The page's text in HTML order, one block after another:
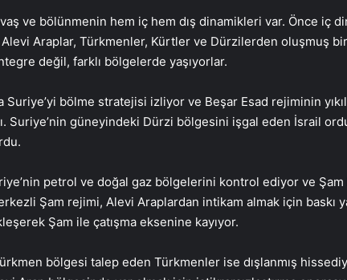
ve bölünmenin hem iç hem dış dinamikleri var. Önce iç
Araplar, Türkmenler, Kürtler ve Dürzilerden oluşmuş
değil, farklı bölgelerde yaşıyorlar.
Suriye’yi bölme stratejisi izliyor ve Beşar Esad rejiminin
Suriye’nin güneyindeki Dürzi bölgesini işgal eden İsrail
petrol ve doğal gaz bölgelerini kontrol ediyor ve
Şam rejimi, Alevi Araplardan intikam almak için baskı
Şam ile çatışma eksenine kayıyor.
bölgesi talep eden Türkmenler ise dışlanmış